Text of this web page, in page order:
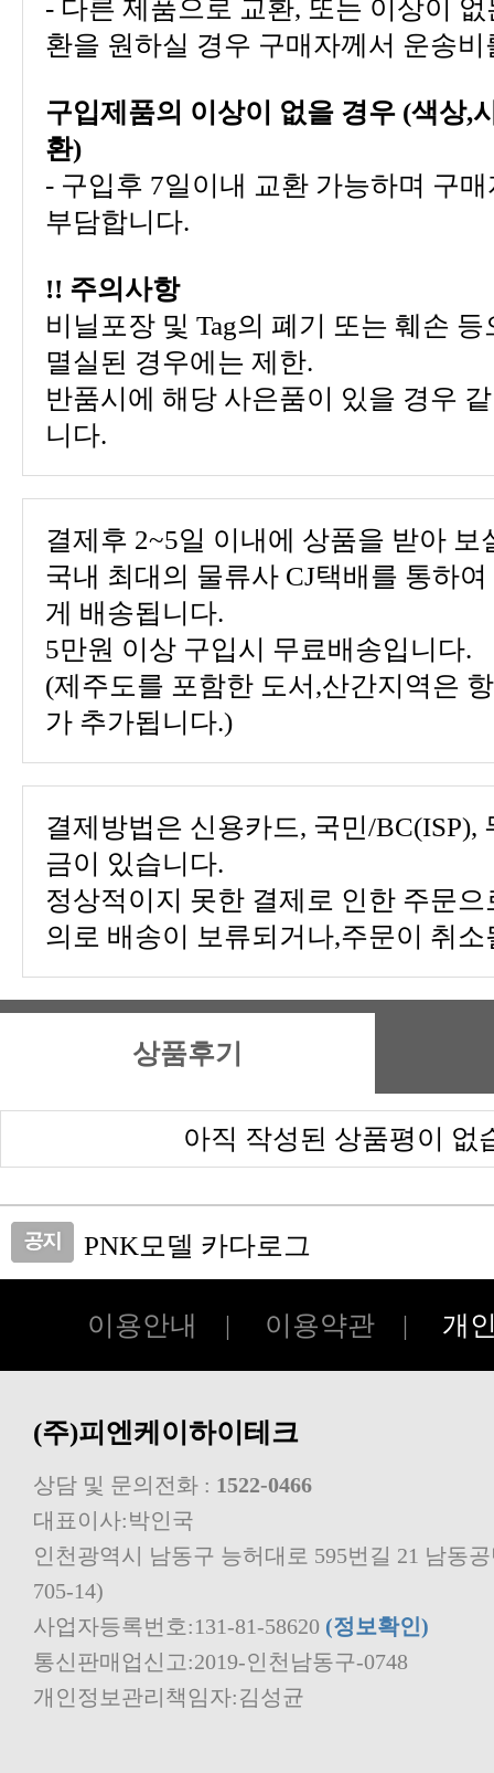
환을 원하실 경우 구매자께서 운송
환)
부담합니다.
!! 주의사항
멸실된 경우에는 제한.
니다.
결제후 2~5일 이내에 상품을 받아 보
게 배송됩니다.
5만원 이상 구입시 무료배송입니다.
가 추가됩니다.)
금이 있습니다.
의로 배송이 보류되거나,주문이 취
상품후기
아직 작성된 상품평이 없
PNK모델 카다로그
피앤케이하이테크 쇼핑몰 오픈!!
이용안내 | 이용약관 | 개
(주)피엔케이하이테크
상담 및 문의전화 : 1522-0466
대표이사:박인국
705-14)
사업자등록번호:131-81-58620 (정보확인)
통신판매업신고:2019-인천남동구-0748
개인정보관리책임자:김성균